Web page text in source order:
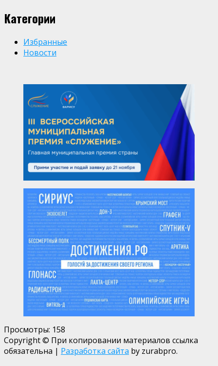
Категории
Избранные
Новости
Просмотры: 158
Copyright © При копировании материалов ссылка
обязательна | Разработка сайта by zurabpro.